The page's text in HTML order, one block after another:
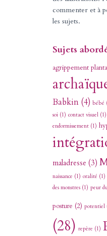
commenter et à
les sujets.
Sujets
agrippement
Babkin(4) bébé
soi(1) contact visuel(1)
endormissement(1)
maladresse (3)
naissance (1) oralité (1)
des monstres(1) peur
posture (2) potentiel
(28) repère (1)